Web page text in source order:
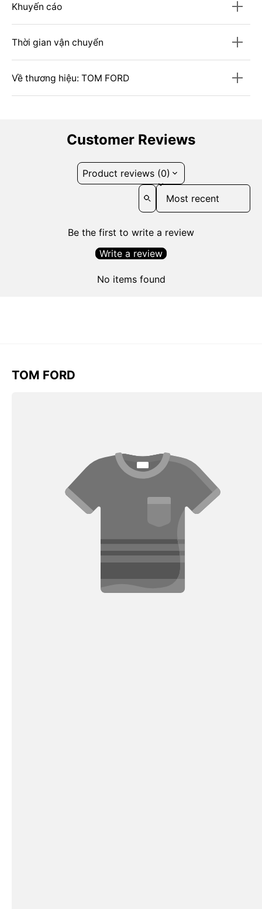
Khuyến cáo
Thời gian vận chuyển
Về thương hiệu: TOM FORD
Customer Reviews
Product reviews (0)
Sort reviews by
Be the first to write a review
Write a review
No items found
TOM FORD